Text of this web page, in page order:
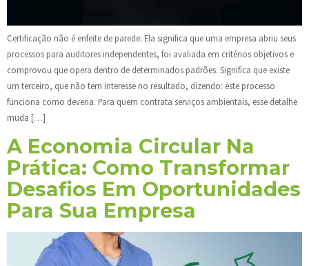
Certificação não é enfeite de parede. Ela significa que uma empresa abriu seus
processos para auditores independentes, foi avaliada em critérios objetivos e
comprovou que opera dentro de determinados padrões. Significa que existe
um terceiro, que não tem interesse no resultado, dizendo: este processo
funciona como deveria. Para quem contrata serviços ambientais, esse detalhe
muda […]
A Economia Circular Na
Prática: Como Transformar
Desafios Em Oportunidades
Para Sua Empresa